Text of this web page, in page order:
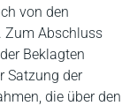
von den
Zum Abschluss
Beklagten
Satzung der
die über den